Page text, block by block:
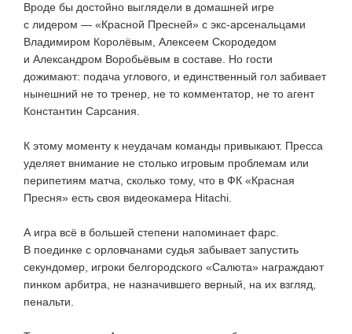
Вроде бы достойно выглядели в домашней игре
с лидером — «Красной Пресней» с экс-арсенальцами
Владимиром Королёвым, Алексеем Скородедом
и Александром Воробьёвым в составе. Но гости
дожимают: подача углового, и единственный гол забивает
нынешний не то тренер, не то комментатор, не то агент
Константин Сарсания.
К этому моменту к неудачам команды привыкают. Пресса
уделяет внимание не столько игровым проблемам или
перипетиям матча, сколько тому, что в ФК «Красная
Пресня» есть своя видеокамера Hitachi.
А игра всё в большей степени напоминает фарс.
В поединке с орловчанами судья забывает запустить
секундомер, игроки белгородского «Салюта» награждают
пинком арбитра, не назначившего верный, на их взгляд,
пенальти.